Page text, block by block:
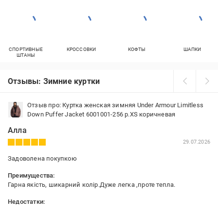
СПОРТИВНЫЕ
ШТАНЫ
КРОССОВКИ КОФТЫ ШАПКИ
Отзывы: Зимние куртки
Отзыв про: Куртка женская зимняя Under Armour Limitless
Down Puffer Jacket 6001001-256 р.XS коричневая
Алла
29.07.2026
Задоволена покупкою
Преимущества:
Гарна якість, шикарний колір.Дуже легка ,проте тепла.
Недостатки: